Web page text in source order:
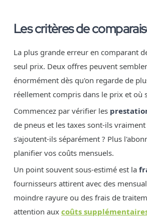
Les critères de
La plus grande erreur en comparant
seul prix. Deux offres peuvent
énormément dès qu'on regarde de
réellement compris dans le prix et où
Commencez par vérifier les
de pneus et les taxes sont-ils
s'ajoutent-ils séparément ? Plus
planifier vos coûts mensuels.
Un point souvent sous-estimé est la
fournisseurs attirent avec des
moindre rayure ou des frais de
attention aux coûts